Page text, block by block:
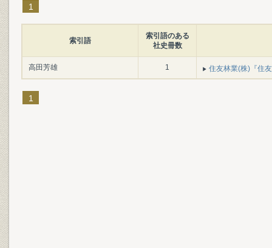
1
索引語
索引語のある
社史冊数
高田芳雄 1 住友林業(株)『住
1